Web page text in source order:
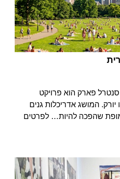
פארק הוא פרויקט
יורק. המושג אדריכלות גנים
שהפכה להיות… לפרטים